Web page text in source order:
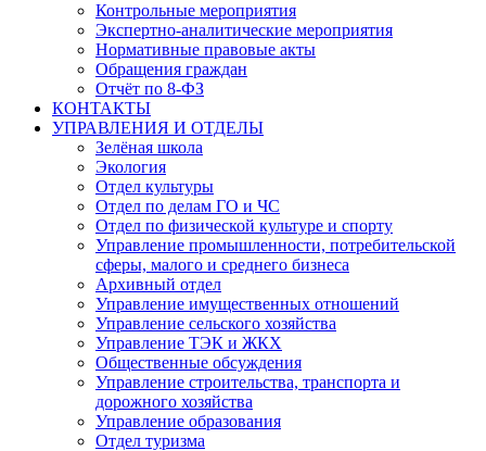
Контрольные мероприятия
Экспертно-аналитические мероприятия
Нормативные правовые акты
Обращения граждан
Отчёт по 8-ФЗ
КОНТАКТЫ
УПРАВЛЕНИЯ И ОТДЕЛЫ
Зелёная школа
Экология
Отдел культуры
Отдел по делам ГО и ЧС
Отдел по физической культуре и спорту
Управление промышленности, потребительской
сферы, малого и среднего бизнеса
Архивный отдел
Управление имущественных отношений
Управление сельского хозяйства
Управление ТЭК и ЖКХ
Общественные обсуждения
Управление строительства, транспорта и
дорожного хозяйства
Управление образования
Отдел туризма